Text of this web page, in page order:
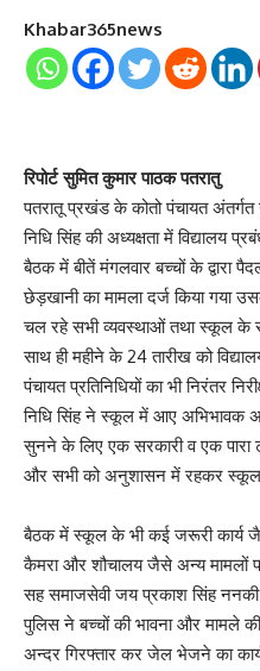
Khabar365news
रिपोर्ट सुमित कुमार पाठक पतरातु
पतरातू प्रखंड के कोतो पंचायत अंतर्गत
निधि सिंह की अध्यक्षता में विद्यालय
बैठक में बीतें मंगलवार बच्चों के द्वारा
छेड़खानी का मामला दर्ज किया गया
चल रहे सभी व्यवस्थाओं तथा स्कूल के
साथ ही महीने के 24 तारीख को
पंचायत प्रतिनिधियों का भी निरंतर
निधि सिंह ने स्कूल में आए अभिभावक
सुनने के लिए एक सरकारी व एक पारा
और सभी को अनुशासन में रहकर स्कूल
बैठक में स्कूल के भी कई जरूरी कार्य
कैमरा और शौचालय जैसे अन्य मामलों पर
सह समाजसेवी जय प्रकाश सिंह
पुलिस ने बच्चों की भावना और मामले
अन्दर गिरफ्तार कर जेल भेजने का